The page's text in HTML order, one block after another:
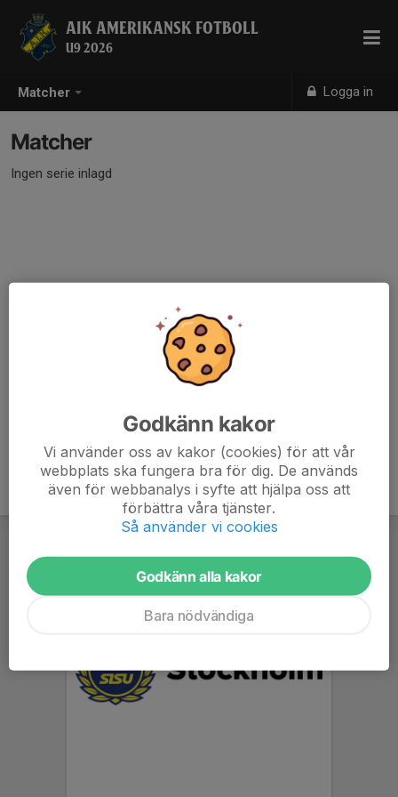
Matcher Logga in
AIK AMERIKANSK FOTBOLL
U9 2026
Matcher
Ingen serie inlagd
Godkänn kakor
Vi använder oss av kakor (cookies) för att vår
webbplats ska fungera bra för dig. De används
även för webbanalys i syfte att hjälpa oss att
förbättra våra tjänster.
Så använder vi cookies
Godkänn alla kakor
Bara nödvändiga